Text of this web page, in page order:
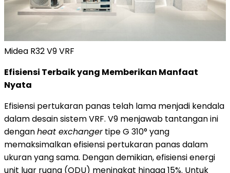
Midea R32 V9 VRF
Efisiensi Terbaik yang Memberikan Manfaat
Nyata
Efisiensi pertukaran panas telah lama menjadi kendala
dalam desain sistem VRF. V9 menjawab tantangan ini
denganheat exchangertipe G 310° yang
memaksimalkan efisiensi pertukaran panas dalam
ukuran yang sama. Dengan demikian, efisiensi energi
unit luar ruang (ODU) meningkat hingga 15%. Untuk